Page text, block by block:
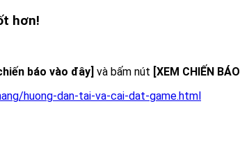
hơn!
báo vào đây] và bấm nút [XEM CHIẾN BÁO]
huong-dan-tai-va-cai-dat-game.html